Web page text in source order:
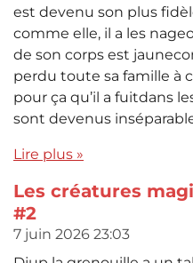
est devenu son plus
comme elle, il a les
de son corps est
perdu toute sa famille à
pour ça qu’il a fuitdans
sont devenus
Lire plus »
Les créatures
#2
7 juin 2026 23:03